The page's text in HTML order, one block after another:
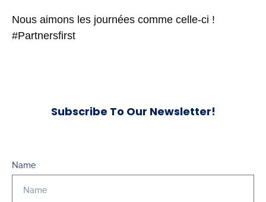
Nous aimons les journées comme celle-ci !
#Partnersfirst
Subscribe To Our Newsletter!
Name